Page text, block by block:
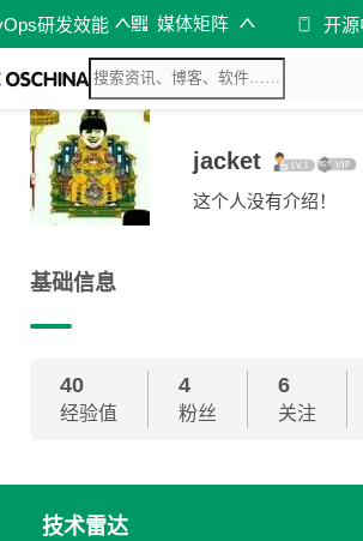
研发效能 媒体矩阵 开
jacket
这个人没有介绍！
基础信息
40
经验值
4
粉丝
6
关注
技术雷达